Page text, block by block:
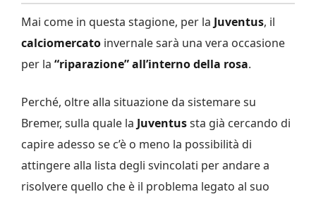
Mai come in questa stagione, per la Juventus, il
calciomercato invernale sarà una vera occasione
per la “riparazione” all’interno della rosa.
Perché, oltre alla situazione da sistemare su
Bremer, sulla quale la Juventussta già cercando di
capire adesso se c’è o meno la possibilità di
attingere alla lista degli svincolati per andare a
risolvere quello che è il problema legato al suo